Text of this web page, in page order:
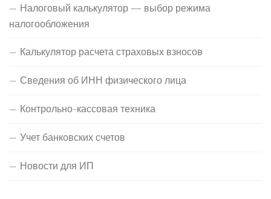
Налоговый калькулятор — выбор режима
налогообложения
Калькулятор расчета страховых взносов
Сведения об ИНН физического лица
Контрольно-кассовая техника
Учет банковских счетов
Новости для ИП